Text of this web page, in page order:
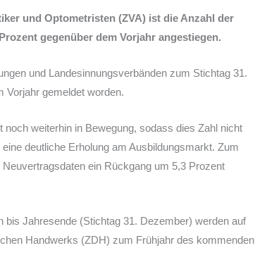
und Optometristen (ZVA) ist die Anzahl der
gegenüber dem Vorjahr angestiegen.
und Landesinnungsverbänden zum Stichtag 31.
Vorjahr gemeldet worden.
weiterhin in Bewegung, sodass dies Zahl nicht
deutliche Erholung am Ausbildungsmarkt. Zum
ein Rückgang um 5,3 Prozent
Jahresende (Stichtag 31. Dezember) werden auf
Handwerks (ZDH) zum Frühjahr des kommenden